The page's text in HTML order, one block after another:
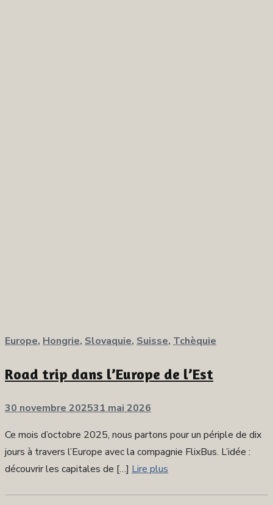
Europe, Hongrie, Slovaquie, Suisse, Tchèquie
Road trip dans l’Europe de l’Est
Publié
30 novembre 202531 mai 2026
Ce mois d’octobre 2025, nous partons pour un périple de dix
jours à travers l’Europe avec la compagnie FlixBus. L’idée :
découvrir les capitales de […] Lire plus